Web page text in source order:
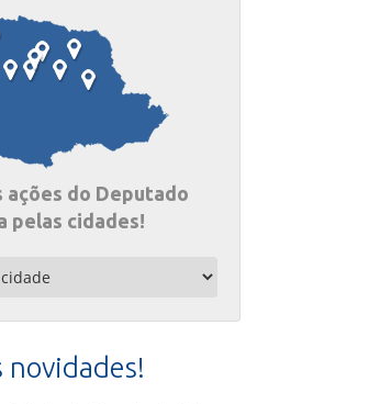
ações do Deputado
pelas cidades!
novidades!